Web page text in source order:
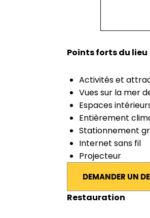
Points forts du lieu
Activités et
Vues sur la mer
Espaces
Entièrement
Stationnement
Internet sans fil
Projecteur
DEMANDER UN
Restauration